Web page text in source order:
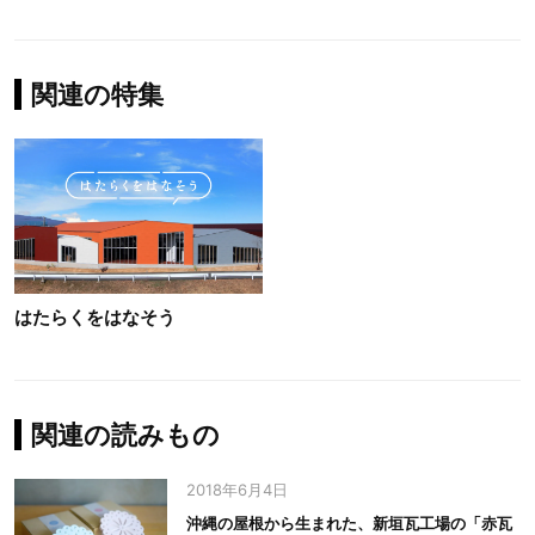
関連の特集
はたらくをはなそう
関連の読みもの
2018年6月4日
沖縄の屋根から生まれた、新垣瓦工場の「赤瓦